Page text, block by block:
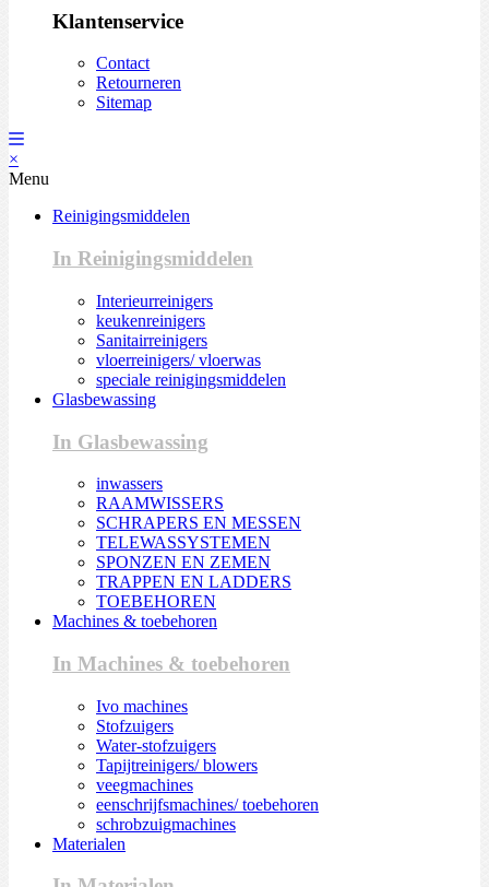
Klantenservice
Contact
Retourneren
Sitemap
×
Menu
Reinigingsmiddelen
In Reinigingsmiddelen
Interieurreinigers
keukenreinigers
Sanitairreinigers
vloerreinigers/ vloerwas
speciale reinigingsmiddelen
Glasbewassing
In Glasbewassing
inwassers
RAAMWISSERS
SCHRAPERS EN MESSEN
TELEWASSYSTEMEN
SPONZEN EN ZEMEN
TRAPPEN EN LADDERS
TOEBEHOREN
Machines & toebehoren
In Machines & toebehoren
Ivo machines
Stofzuigers
Water-stofzuigers
Tapijtreinigers/ blowers
veegmachines
eenschrijfsmachines/ toebehoren
schrobzuigmachines
Materialen